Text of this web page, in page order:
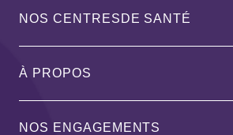
NOS CENTRESDE SANTÉ
À PROPOS
NOS ENGAGEMENTS